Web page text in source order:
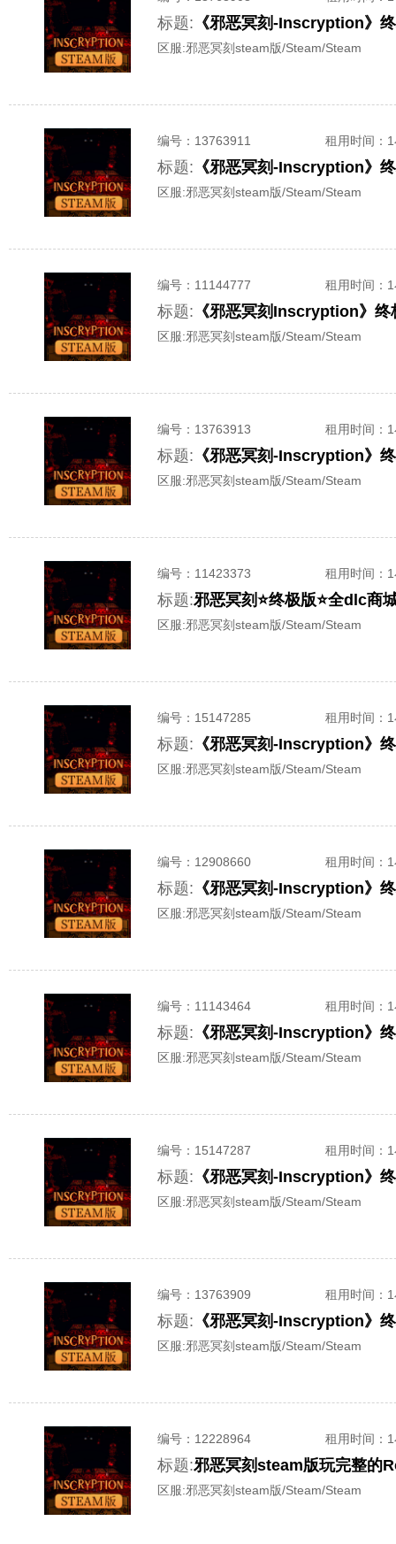
标题: 《邪恶冥刻-Inscryption》
区服:邪恶冥刻steam版/Steam/Steam
编号： 13763911 租用时间 ：
标题: 《邪恶冥刻-Inscryption》
区服:邪恶冥刻steam版/Steam/Steam
编号： 11144777 租用时间 ：
标题: 《邪恶冥刻Inscryption》
区服:邪恶冥刻steam版/Steam/Steam
编号： 13763913 租用时间 ：
标题: 《邪恶冥刻-Inscryption》
区服:邪恶冥刻steam版/Steam/Steam
编号： 11423373 租用时间 ：
标题:邪恶冥刻⭐终极版⭐全dlc商
区服:邪恶冥刻steam版/Steam/Steam
编号： 15147285 租用时间 ：
标题: 《邪恶冥刻-Inscryption》
区服:邪恶冥刻steam版/Steam/Steam
编号： 12908660 租用时间 ：
标题: 《邪恶冥刻-Inscryption》
区服:邪恶冥刻steam版/Steam/Steam
编号： 11143464 租用时间 ：
标题: 《邪恶冥刻-Inscryption》
区服:邪恶冥刻steam版/Steam/Steam
编号： 15147287 租用时间 ：
标题: 《邪恶冥刻-Inscryption》
区服:邪恶冥刻steam版/Steam/Steam
编号： 13763909 租用时间 ：
标题: 《邪恶冥刻-Inscryption》
区服:邪恶冥刻steam版/Steam/Steam
编号： 12228964 租用时间 ：
标题:邪恶冥刻steam版玩完整的
区服:邪恶冥刻steam版/Steam/Steam